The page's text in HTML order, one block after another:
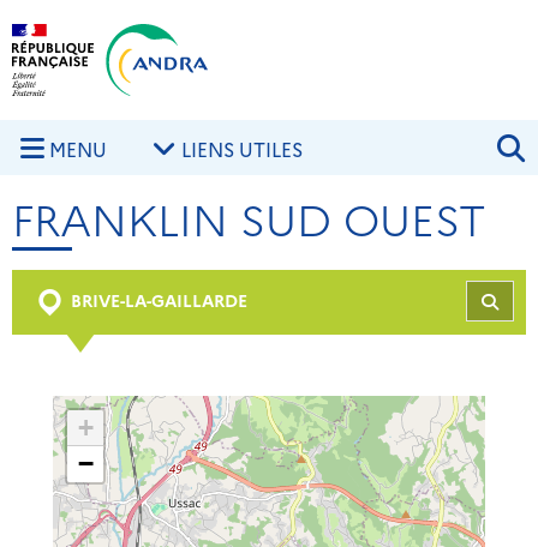
Aller au contenu principal
MENU LIENS UTILES
FRANKLIN SUD OUEST
BRIVE-LA-GAILLARDE
+
−